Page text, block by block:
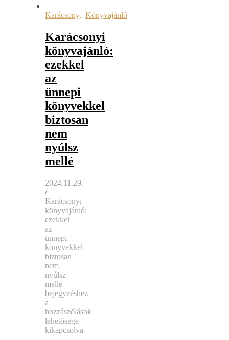
Karácsony, Könyvajánló
Karácsonyi
könyvajánló:
ezekkel
az
ünnepi
könyvekkel
biztosan
nem
nyúlsz
mellé
2024.11.29.
/
Karácsonyi
könyvajánló:
ezekkel
az
ünnepi
könyvekkel
biztosan
nem
nyúlsz
mellé
bejegyzéshez
a
hozzászólások
lehetősége
kikapcsolva